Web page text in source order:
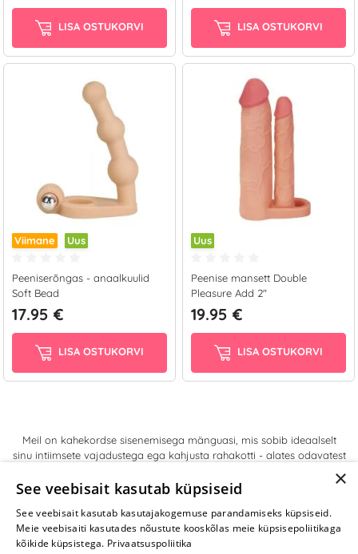
LISA OSTUKORVI LISA OSTUKORVI
Viimane Uus
Peeniserõngas - anaalkuulid
Soft Bead
17.95 €
LISA OSTUKORVI
Uus
Peenise mansett Double
Pleasure Add 2"
19.95 €
LISA OSTUKORVI
Meil on kahekordse sisenemisega mänguasi, mis sobib ideaalselt
sinu intiimsete vajadustega ega kahjusta rahakotti - alates odavatest
naudingu saamiseks. Parimad seksmänguasjade tootjad, sealhulgas
California Exotic Novelties ja Pipedream Products, pakuvad
kõrgtehnoloogilisi kahekordse sisenemisega peeniserõngaid
igasuguste magamistoamängude jaoks.
×
See veebisait kasutab küpsiseid
See veebisait kasutab kasutajakogemuse parandamiseks küpsiseid.
Meie veebisaiti kasutades nõustute kooskõlas meie küpsisepoliitikaga
kõikide küpsistega. Privaatsuspoliitika